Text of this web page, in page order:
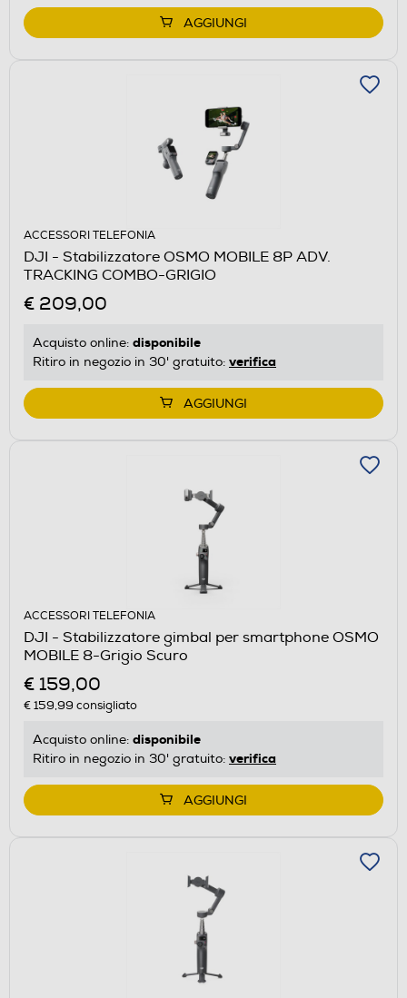
AGGIUNGI
ACCESSORI TELEFONIA
DJI - Stabilizzatore OSMO MOBILE 8P ADV.
TRACKING COMBO-GRIGIO
€ 209,00
Acquisto online: disponibile
Ritiro in negozio in 30' gratuito: verifica
AGGIUNGI
ACCESSORI TELEFONIA
DJI - Stabilizzatore gimbal per smartphone OSMO
MOBILE 8-Grigio Scuro
€ 159,00
€ 159,99 consigliato
Acquisto online: disponibile
Ritiro in negozio in 30' gratuito: verifica
AGGIUNGI